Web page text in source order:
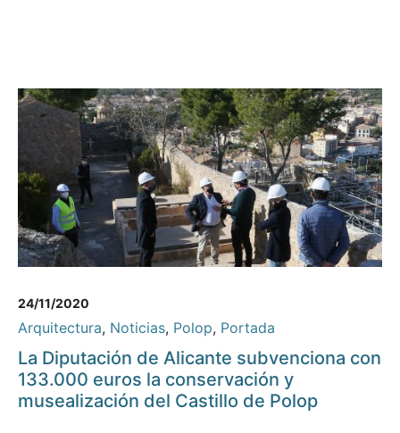
24/11/2020
Arquitectura, Noticias, Polop, Portada
La Diputación de Alicante subvenciona con
133.000 euros la conservación y
musealización del Castillo de Polop